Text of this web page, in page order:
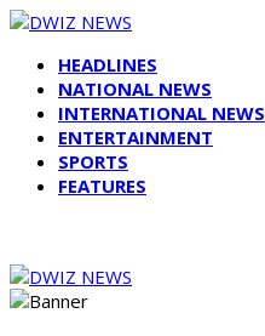
HEADLINES
NATIONAL NEWS
INTERNATIONAL NEWS
ENTERTAINMENT
SPORTS
FEATURES